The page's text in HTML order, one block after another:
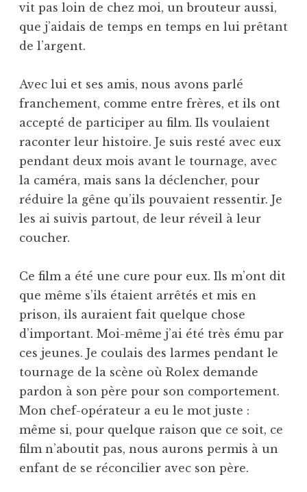
vit pas loin de chez moi, un brouteur aussi,
que j’aidais de temps en temps en lui prêtant
de l’argent.
Avec lui et ses amis, nous avons parlé
franchement, comme entre frères, et ils ont
accepté de participer au film. Ils voulaient
raconter leur histoire. Je suis resté avec eux
pendant deux mois avant le tournage, avec
la caméra, mais sans la déclencher, pour
réduire la gêne qu’ils pouvaient ressentir. Je
les ai suivis partout, de leur réveil à leur
coucher.
Ce film a été une cure pour eux. Ils m’ont dit
que même s’ils étaient arrêtés et mis en
prison, ils auraient fait quelque chose
d’important. Moi-même j’ai été très ému par
ces jeunes. Je coulais des larmes pendant le
tournage de la scène où Rolex demande
pardon à son père pour son comportement.
Mon chef-opérateur a eu le mot juste :
même si, pour quelque raison que ce soit, ce
film n’aboutit pas, nous aurons permis à un
enfant de se réconcilier avec son père.